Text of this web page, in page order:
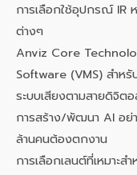
การเลือกใช้อุปกรณ์ IR
ต่างๆ
Anviz Core
Software (VMS) สำห
ระบบเสียงตามสายดิจิต
การสร้าง/พัฒนา AI อย่
ล้านคนต้องตกงาน
การเลือกเลนต์ที่เหมาะ